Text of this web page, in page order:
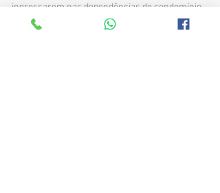
ingressarem nas dependências do condomínio,
evitando que fiquem expostas a riscos e